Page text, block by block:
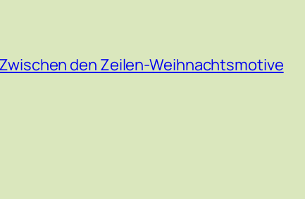
den Zeilen-Weihnachtsmotive